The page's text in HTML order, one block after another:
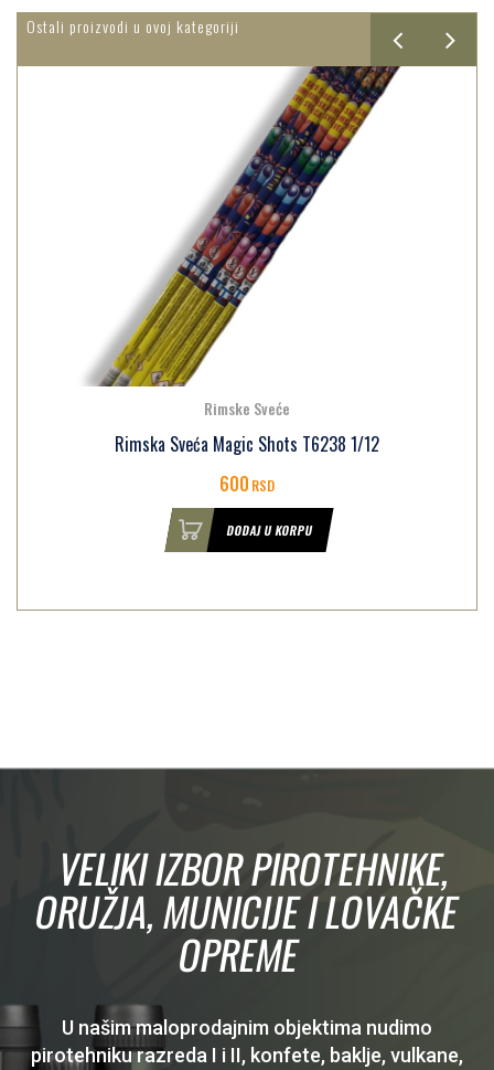
Ostali proizvodi u ovoj kategoriji
Rimske Sveće
Rimska Sveća Magic Shots T6238 1/12
600RSD
DODAJ U KORPU
VELIKI IZBOR PIROTEHNIKE,
ORUŽJA, MUNICIJE I LOVAČKE
OPREME
U našim maloprodajnim objektima nudimo
pirotehniku razreda I i II, konfete, baklje, vulkane,